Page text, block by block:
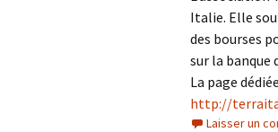
Italie. Elle
des bourses
sur la banque
La page
http://
Laisser un